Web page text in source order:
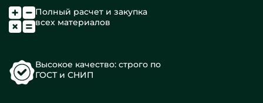
Полный расчет и закупка
всех материалов
Высокое качество: строго по
ГОСТ и СНИП